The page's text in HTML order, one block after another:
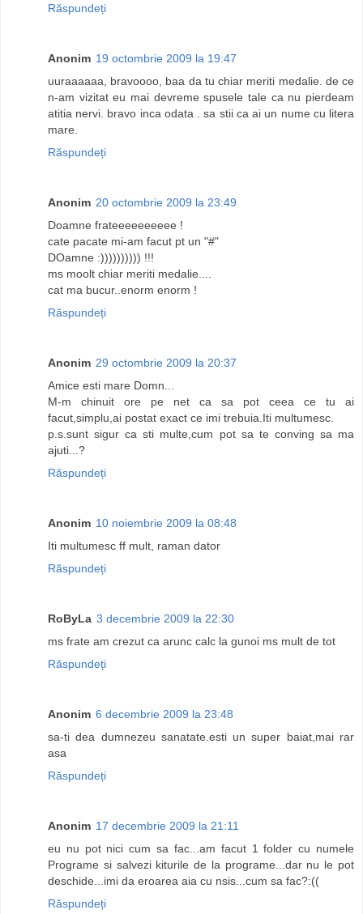
Răspundeți
Anonim 19 octombrie 2009 la 19:47
uuraaaaaa, bravoooo, baa da tu chiar meriti medalie. de ce
n-am vizitat eu mai devreme spusele tale ca nu pierdeam
atitia nervi. bravo inca odata . sa stii ca ai un nume cu litera
mare.
Răspundeți
Anonim 20 octombrie 2009 la 23:49
Doamne frateeeeeeeeee !
cate pacate mi-am facut pt un "#"
DOamne :)))))))))) !!!
ms moolt chiar meriti medalie....
cat ma bucur..enorm enorm !
Răspundeți
Anonim 29 octombrie 2009 la 20:37
Amice esti mare Domn...
M-m chinuit ore pe net ca sa pot ceea ce tu ai
facut,simplu,ai postat exact ce imi trebuia.Iti multumesc.
p.s.sunt sigur ca sti multe,cum pot sa te conving sa ma
ajuti...?
Răspundeți
Anonim 10 noiembrie 2009 la 08:48
Iti multumesc ff mult, raman dator
Răspundeți
RoByLa 3 decembrie 2009 la 22:30
ms frate am crezut ca arunc calc la gunoi ms mult de tot
Răspundeți
Anonim 6 decembrie 2009 la 23:48
sa-ti dea dumnezeu sanatate.esti un super baiat,mai rar
asa
Răspundeți
Anonim 17 decembrie 2009 la 21:11
eu nu pot nici cum sa fac...am facut 1 folder cu numele
Programe si salvezi kiturile de la programe...dar nu le pot
deschide...imi da eroarea aia cu nsis...cum sa fac?:((
Răspundeți